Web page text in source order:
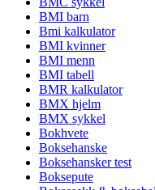
BMI barn
Bmi kalkulator
BMI kvinner
BMI menn
BMI tabell
BMR kalkulator
BMX hjelm
BMX sykkel
Bokhvete
Boksehanske
Boksehansker test
Boksepute